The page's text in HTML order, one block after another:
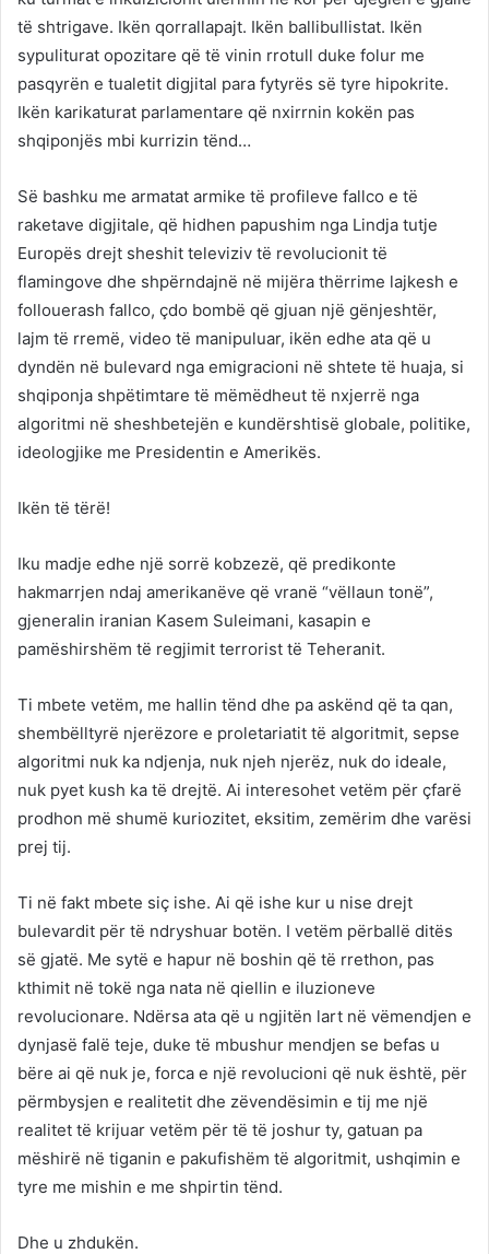
të shtrigave. Ikën qorrallapajt. Ikën ballibullistat. Ikën
sypuliturat opozitare që të vinin rrotull duke folur me
pasqyrën e tualetit digjital para fytyrës së tyre hipokrite.
Ikën karikaturat parlamentare që nxirrnin kokën pas
shqiponjës mbi kurrizin tënd…
Së bashku me armatat armike të profileve fallco e të
raketave digjitale, që hidhen papushim nga Lindja tutje
Europës drejt sheshit televiziv të revolucionit të
flamingove dhe shpërndajnë në mijëra thërrime lajkesh e
follouerash fallco, çdo bombë që gjuan një gënjeshtër,
lajm të rremë, video të manipuluar, ikën edhe ata që u
dyndën në bulevard nga emigracioni në shtete të huaja, si
shqiponja shpëtimtare të mëmëdheut të nxjerrë nga
algoritmi në sheshbetejën e kundërshtisë globale, politike,
ideologjike me Presidentin e Amerikës.
Ikën të tërë!
Iku madje edhe një sorrë kobzezë, që predikonte
hakmarrjen ndaj amerikanëve që vranë “vëllaun tonë”,
gjeneralin iranian Kasem Suleimani, kasapin e
pamëshirshëm të regjimit terrorist të Teheranit.
Ti mbete vetëm, me hallin tënd dhe pa askënd që ta qan,
shembëlltyrë njerëzore e proletariatit të algoritmit, sepse
algoritmi nuk ka ndjenja, nuk njeh njerëz, nuk do ideale,
nuk pyet kush ka të drejtë. Ai interesohet vetëm për çfarë
prodhon më shumë kuriozitet, eksitim, zemërim dhe varësi
prej tij.
Ti në fakt mbete siç ishe. Ai që ishe kur u nise drejt
bulevardit për të ndryshuar botën. I vetëm përballë ditës
së gjatë. Me sytë e hapur në boshin që të rrethon, pas
kthimit në tokë nga nata në qiellin e iluzioneve
revolucionare. Ndërsa ata që u ngjitën lart në vëmendjen e
dynjasë falë teje, duke të mbushur mendjen se befas u
bëre ai që nuk je, forca e një revolucioni që nuk është, për
përmbysjen e realitetit dhe zëvendësimin e tij me një
realitet të krijuar vetëm për të të joshur ty, gatuan pa
mëshirë në tiganin e pakufishëm të algoritmit, ushqimin e
tyre me mishin e me shpirtin tënd.
Dhe u zhdukën.